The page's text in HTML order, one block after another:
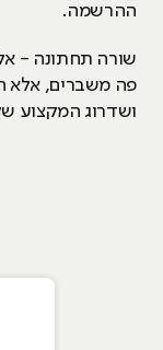
ההרשמה.
שורה תחתונה -
פה משברים, אלא
ושדרוג המקצוע